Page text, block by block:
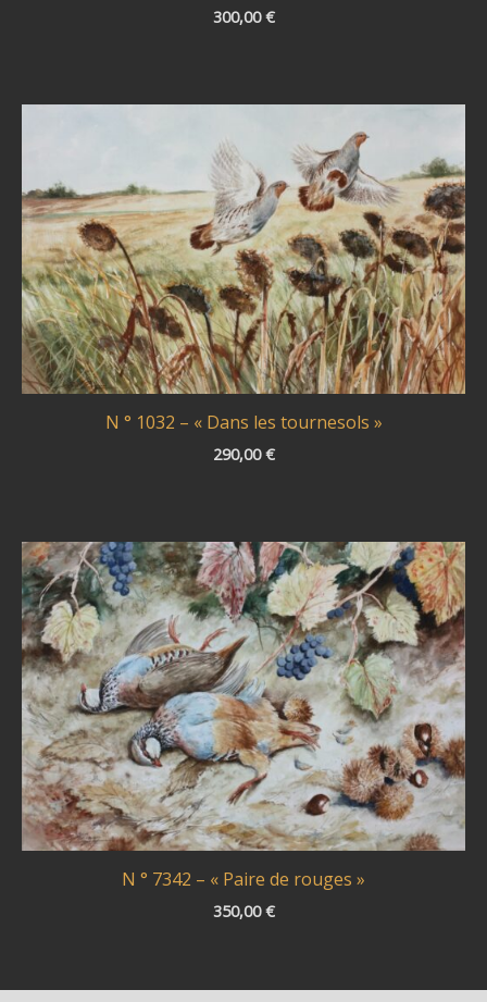
300,00€
N ° 1032 – « Dans les tournesols »
290,00€
N ° 7342 – « Paire de rouges »
350,00€